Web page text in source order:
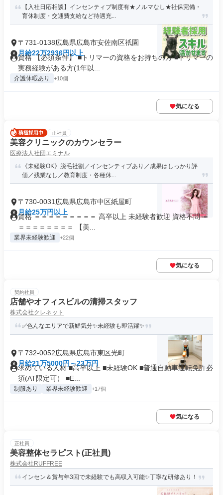
【入社日応相談】インセンティブ制度有★ノルマなし★社保完備・
育休制度・交通費支給など待遇充...
〒731-0138広島県広島市安佐南区祇園
月給22万2936円以上
資格 【必須条件】 ■トリマーの資格をお持ちの方 ■トリマーの
実務経験がある方(1年以...
介護休暇あり +10個
気になる
正社員
美容クリニックのカウンセラー
医療法人社団エミナル
《未経験OK》脱毛社割／インセンティブあり／成果はしっかり評
価／残業なし／教育制度・各種休...
〒730-0031広島県広島市中区紙屋町
月給25万円以上
資格 ＝＝＝＝＝＝＝＝＝ 高卒以上 未経験者歓迎 資格不問 ＝
＝＝＝＝＝＝＝＝ 【美...
業界未経験歓迎 +22個
気になる
契約社員
店舗やオフィスビルの清掃スタッフ
株式会社クレネット
✅色んなエリアで新鮮気分✨未経験も即活躍✨
〒732-0052広島県広島市東区光町
月給21万5000円～23万円
求めている人材 ■高卒以上 ■未経験OK ■普通自動車運転免許必
須(AT限定可） ■E...
制服あり 業界未経験歓迎 +17個
気になる
正社員
美容整体セラピスト(正社員)
株式会社RUFFREE
インセン＆賞与年3回で未経験でも高収入可能✨丁寧な研修あり！